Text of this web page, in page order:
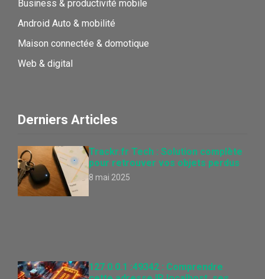
Business & productivité mobile
Android Auto & mobilité
Maison connectée & domotique
Web & digital
Derniers Articles
Trackr.fr Tech : Solution complète
pour retrouver vos objets perdus
8 mai 2025
127.0.0.1 :49342 : Comprendre